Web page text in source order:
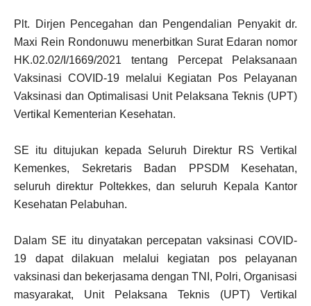
Plt. Dirjen Pencegahan dan Pengendalian Penyakit dr.
Maxi Rein Rondonuwu menerbitkan Surat Edaran nomor
HK.02.02/I/1669/2021 tentang Percepat Pelaksanaan
Vaksinasi COVID-19 melalui Kegiatan Pos Pelayanan
Vaksinasi dan Optimalisasi Unit Pelaksana Teknis (UPT)
Vertikal Kementerian Kesehatan.
SE itu ditujukan kepada Seluruh Direktur RS Vertikal
Kemenkes, Sekretaris Badan PPSDM Kesehatan,
seluruh direktur Poltekkes, dan seluruh Kepala Kantor
Kesehatan Pelabuhan.
Dalam SE itu dinyatakan percepatan vaksinasi COVID-
19 dapat dilakuan melalui kegiatan pos pelayanan
vaksinasi dan bekerjasama dengan TNI, Polri, Organisasi
masyarakat, Unit Pelaksana Teknis (UPT) Vertikal